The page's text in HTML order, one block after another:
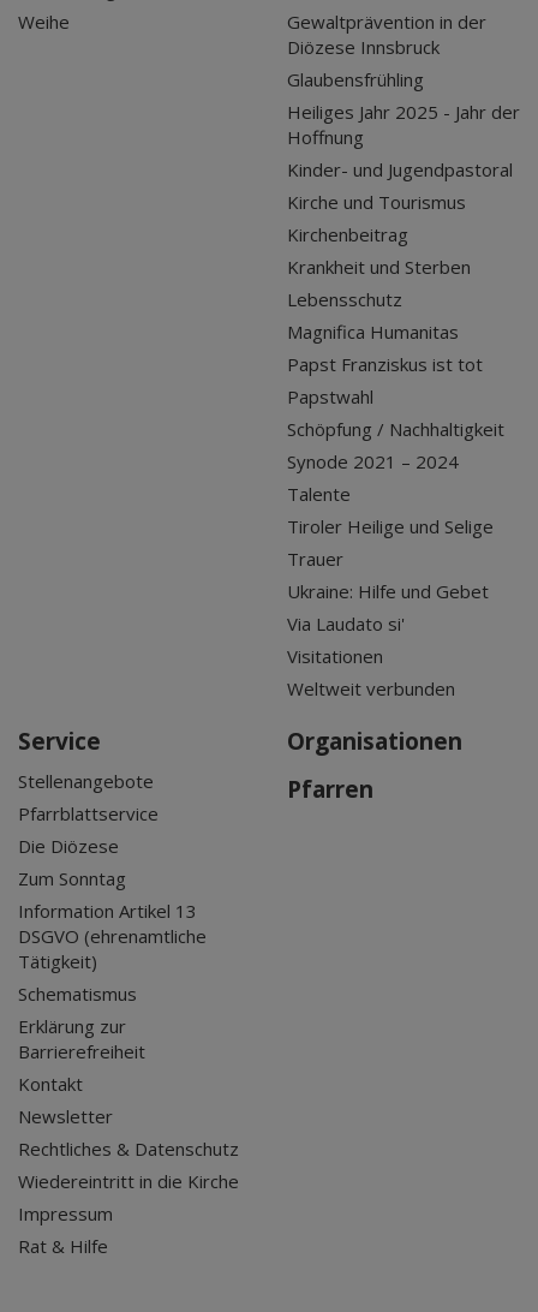
Weihe
Gewaltprävention in der
Diözese Innsbruck
Glaubensfrühling
Heiliges Jahr 2025 - Jahr der
Hoffnung
Kinder- und Jugendpastoral
Kirche und Tourismus
Kirchenbeitrag
Krankheit und Sterben
Lebensschutz
Magnifica Humanitas
Papst Franziskus ist tot
Papstwahl
Schöpfung / Nachhaltigkeit
Synode 2021 – 2024
Talente
Tiroler Heilige und Selige
Trauer
Ukraine: Hilfe und Gebet
Via Laudato si'
Visitationen
Weltweit verbunden
Service
Stellenangebote
Pfarrblattservice
Die Diözese
Zum Sonntag
Information Artikel 13
DSGVO (ehrenamtliche
Tätigkeit)
Schematismus
Erklärung zur
Barrierefreiheit
Kontakt
Newsletter
Rechtliches & Datenschutz
Wiedereintritt in die Kirche
Impressum
Rat & Hilfe
Organisationen
Pfarren